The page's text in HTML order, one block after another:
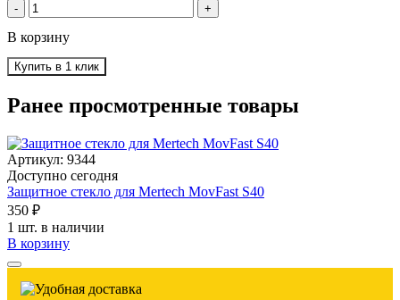
- +
В корзину
Купить в 1 клик
Ранее просмотренные товары
Артикул: 9344
Доступно сегодня
Защитное стекло для Mertech MovFast S40
350 ₽
1 шт. в наличии
В корзину